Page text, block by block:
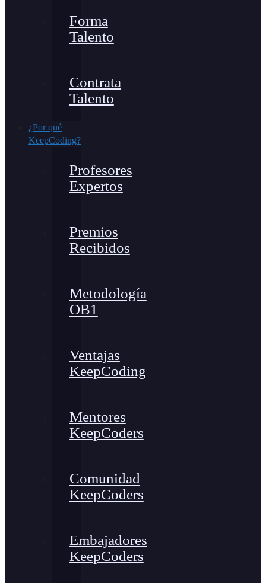
Forma
Talento
Contrata
Talento
¿Por qué
KeepCoding?
Profesores
Expertos
Premios
Recibidos
Metodología
OB1
Ventajas
KeepCoding
Mentores
KeepCoders
Comunidad
KeepCoders
Embajadores
KeepCoders